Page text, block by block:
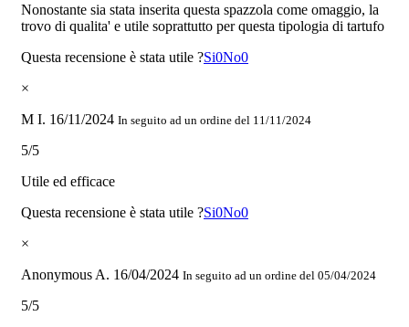
Nonostante sia stata inserita questa spazzola come omaggio, la
trovo di qualita' e utile soprattutto per questa tipologia di tartufo
Questa recensione è stata utile ?Si0No0
×
M I. 16/11/2024 In seguito ad un ordine del 11/11/2024
5/5
Utile ed efficace
Questa recensione è stata utile ?Si0No0
×
Anonymous A. 16/04/2024 In seguito ad un ordine del 05/04/2024
5/5